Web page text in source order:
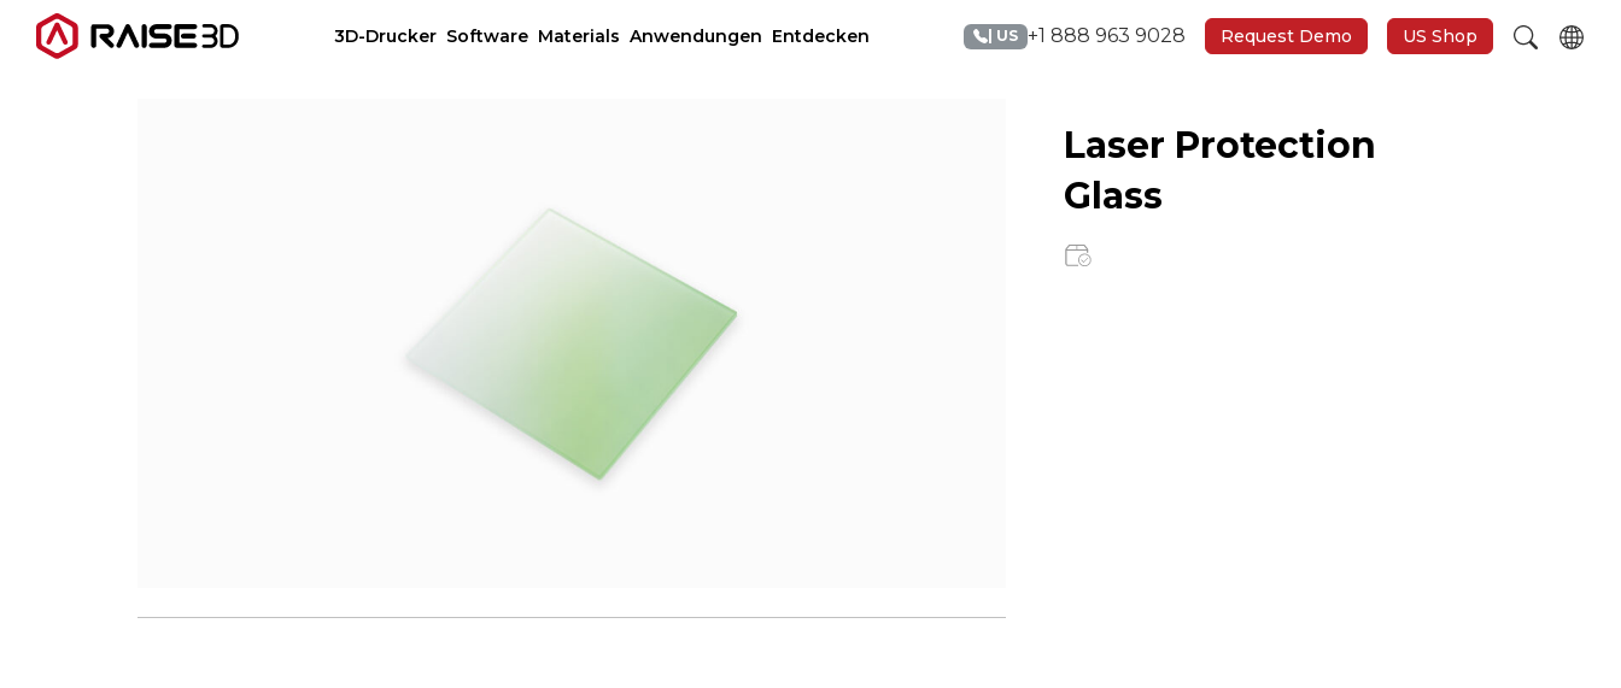
3D-Drucker Software Materials Anwendungen Entdecken | US +1 888 963 9028 Request Demo US Shop
Laser Protection
Glass